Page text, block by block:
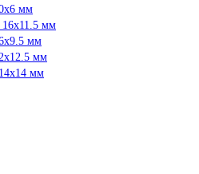
мм
16x11.5 мм
мм
мм
мм